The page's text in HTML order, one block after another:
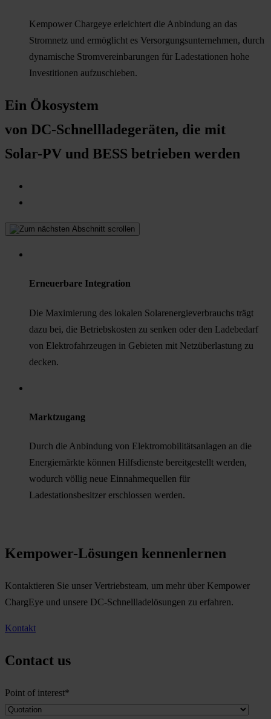
Kempower Chargeye erleichtert die Anbindung an das
Stromnetz und ermöglicht es Versorgungsunternehmen, durch
dynamische Stromvereinbarungen für Ladestationen hohe
Investitionen aufzuschieben.
Ein Ökosystem
von DC-Schnellladegeräten, die mit
Solar-PV und BESS betrieben werden
Erneuerbare Integration
Die Maximierung des lokalen Solarenergieverbrauchs trägt
dazu bei, die Betriebskosten zu senken oder den Ladebedarf
von Elektrofahrzeugen in Gebieten mit Netzüberlastung zu
decken.
Marktzugang
Durch die Anbindung von Elektromobilitätsanlagen an die
Energiemärkte können Hilfsdienste bereitgestellt werden,
wodurch völlig neue Einnahmequellen für
Ladestationsbesitzer erschlossen werden.
Kempower-Lösungen kennenlernen
Kontaktieren Sie unser Vertriebsteam, um mehr über Kempower
ChargEye und unsere DC-Schnellladelösungen zu erfahren.
Kontakt
Contact us
Point of interest*